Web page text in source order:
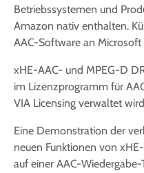
Betriebssystemen und
Amazon nativ enthalten.
AAC-Software an
xHE-AAC- und MPEG-D
im Lizenzprogramm für
VIA Licensing verwaltet
Eine Demonstration der
neuen Funktionen von
auf einer AAC-